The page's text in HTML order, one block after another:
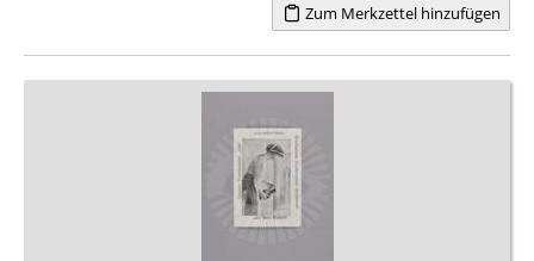
Zum Merkzettel hinzufügen